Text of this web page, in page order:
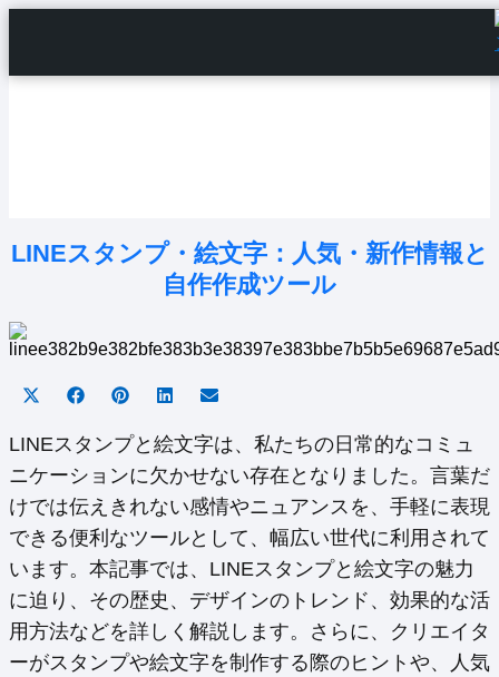
LINEスタンプ・絵文字：人気・新作情報と
自作作成ツール
Share
X
(Twitter)
Share
Facebook
Share
Pinterest
Share
LinkedInEmail
LINEスタンプと絵文字は、私たちの日常的なコミュ
ニケーションに欠かせない存在となりました。言葉だ
けでは伝えきれない感情やニュアンスを、手軽に表現
できる便利なツールとして、幅広い世代に利用されて
います。本記事では、LINEスタンプと絵文字の魅力
に迫り、その歴史、デザインのトレンド、効果的な活
用方法などを詳しく解説します。さらに、クリエイタ
ーがスタンプや絵文字を制作する際のヒントや、人気